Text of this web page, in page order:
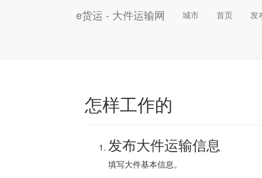
e货运 - 大件运输网 城市 首页 发
怎样工作的
发布大件运输信息
填写大件基本信息。